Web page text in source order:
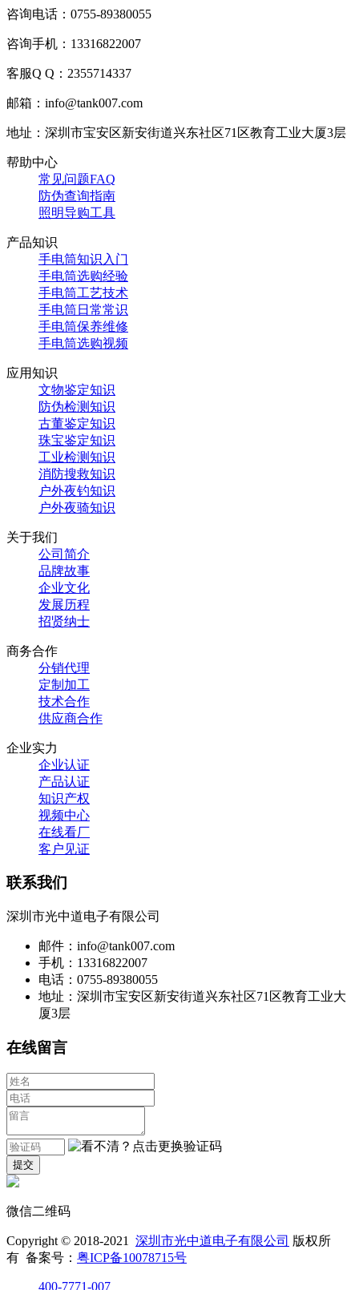
咨询电话：0755-89380055
咨询手机：13316822007
客服Q Q：2355714337
邮箱：info@tank007.com
地址：深圳市宝安区新安街道兴东社区71区教育工业大厦3层
帮助中心
常见问题FAQ
防伪查询指南
照明导购工具
产品知识
手电筒知识入门
手电筒选购经验
手电筒工艺技术
手电筒日常常识
手电筒保养维修
手电筒选购视频
应用知识
文物鉴定知识
防伪检测知识
古董鉴定知识
珠宝鉴定知识
工业检测知识
消防搜救知识
户外夜钓知识
户外夜骑知识
关于我们
公司简介
品牌故事
企业文化
发展历程
招贤纳士
商务合作
分销代理
定制加工
技术合作
供应商合作
企业实力
企业认证
产品认证
知识产权
视频中心
在线看厂
客户见证
联系我们
深圳市光中道电子有限公司
邮件：info@tank007.com
手机：13316822007
电话：0755-89380055
地址：深圳市宝安区新安街道兴东社区71区教育工业大
厦3层
在线留言
微信二维码
Copyright © 2018-2021 深圳市光中道电子有限公司 版权所
有 备案号： 粤ICP备10078715号
400-7771-007